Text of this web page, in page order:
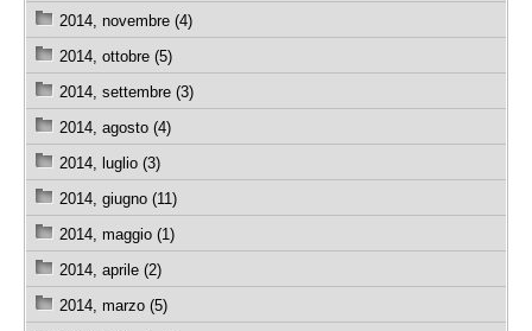
2014, novembre (4)
2014, ottobre (5)
2014, settembre (3)
2014, agosto (4)
2014, luglio (3)
2014, giugno (11)
2014, maggio (1)
2014, aprile (2)
2014, marzo (5)